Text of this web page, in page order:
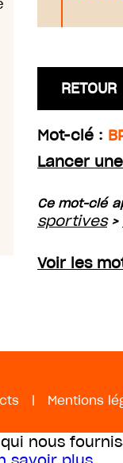
RETOUR
Mot-clé :
Lancer
Ce mot-clé
sportives>
Voir les
| Mentions
nous